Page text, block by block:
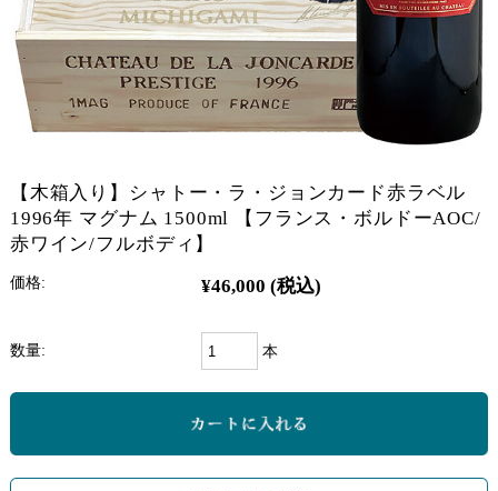
【木箱入り】シャトー・ラ・ジョンカード赤ラベル
1996年 マグナム 1500ml 【フランス・ボルドーAOC/
赤ワイン/フルボディ】
価格: ¥46,000 (税込)
数量: 本